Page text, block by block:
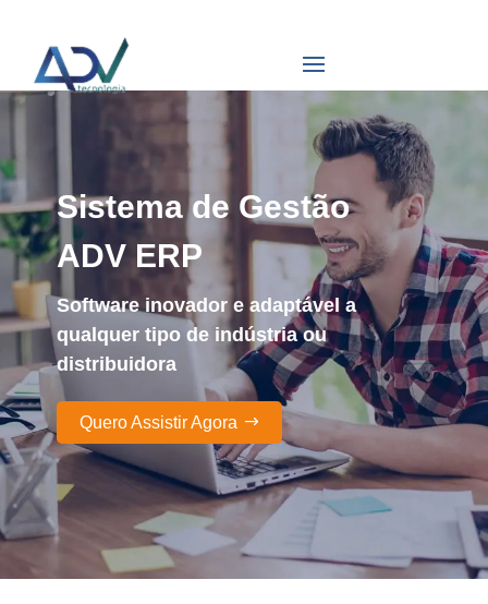
Sistema de Gestão
ADV ERP
Software inovador e adaptável a
qualquer tipo de indústria ou
distribuidora
Quero Assistir Agora